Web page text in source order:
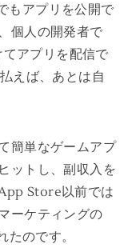
もアプリを公開で
個人の開発者で
アプリを配信で
えば、あとは自
簡単なゲームアプ
ットし、副収入を
Store以前では
ーケティングの
のです。